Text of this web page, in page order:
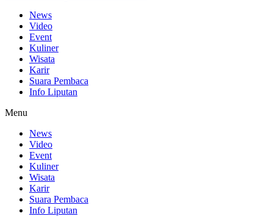
News
Video
Event
Kuliner
Wisata
Karir
Suara Pembaca
Info Liputan
Menu
News
Video
Event
Kuliner
Wisata
Karir
Suara Pembaca
Info Liputan